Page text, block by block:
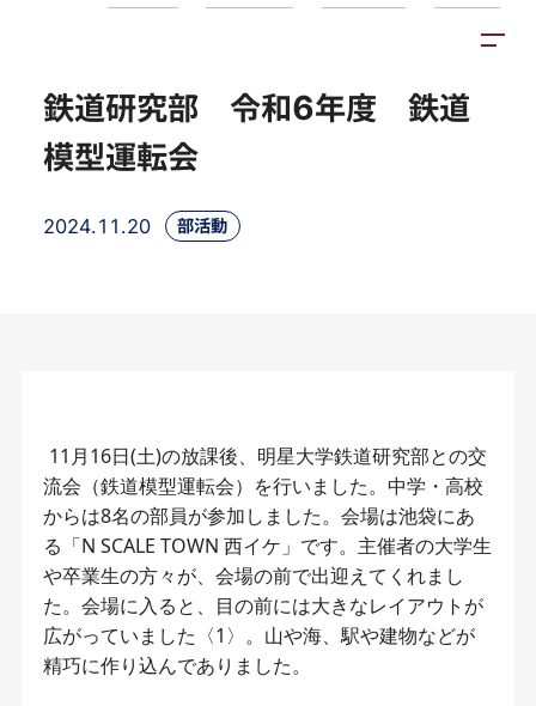
鉄道研究部 令和6年度 鉄道
模型運転会
2024.11.20 部活動
11月16日(土)の放課後、明星大学鉄道研究部との交
流会（鉄道模型運転会）を行いました。中学・高校
からは8名の部員が参加しました。会場は池袋にあ
る「N SCALE TOWN 西イケ」です。主催者の大学生
や卒業生の方々が、会場の前で出迎えてくれまし
た。会場に入ると、目の前には大きなレイアウトが
広がっていました〈1〉。山や海、駅や建物などが
精巧に作り込んでありました。